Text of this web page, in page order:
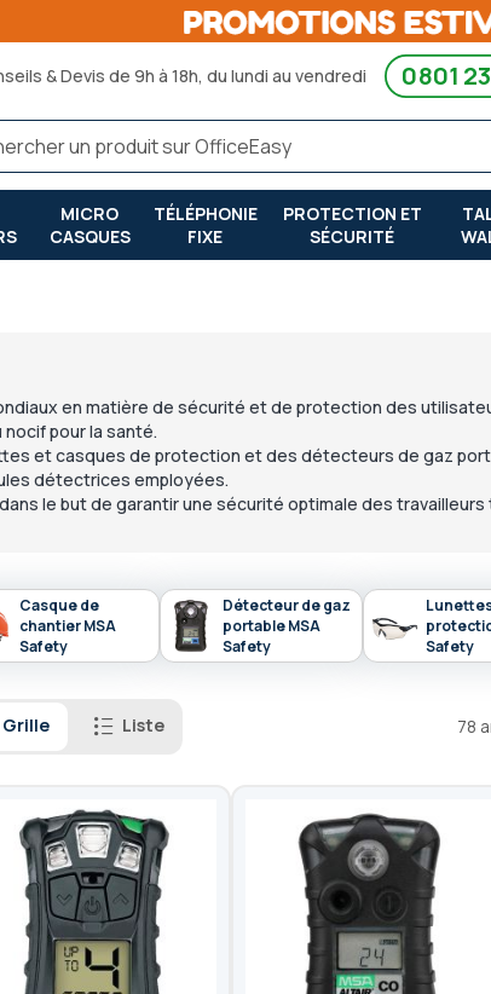
& Devis de 9h à 18h, du lundi au vendredi 0801
MICRO
CASQUES
TÉLÉPHONIE
FIXE
PROTECTION ET
SÉCURITÉ
en matière de sécurité et de protection des
pour la santé.
et casques de protection et des détecteurs de gaz
détectrices employées.
le but de garantir une sécurité optimale des travailleurs
Casque de
chantier MSA
Safety
Détecteur de gaz
portable MSA
Safety
Safety
Grille Liste 78